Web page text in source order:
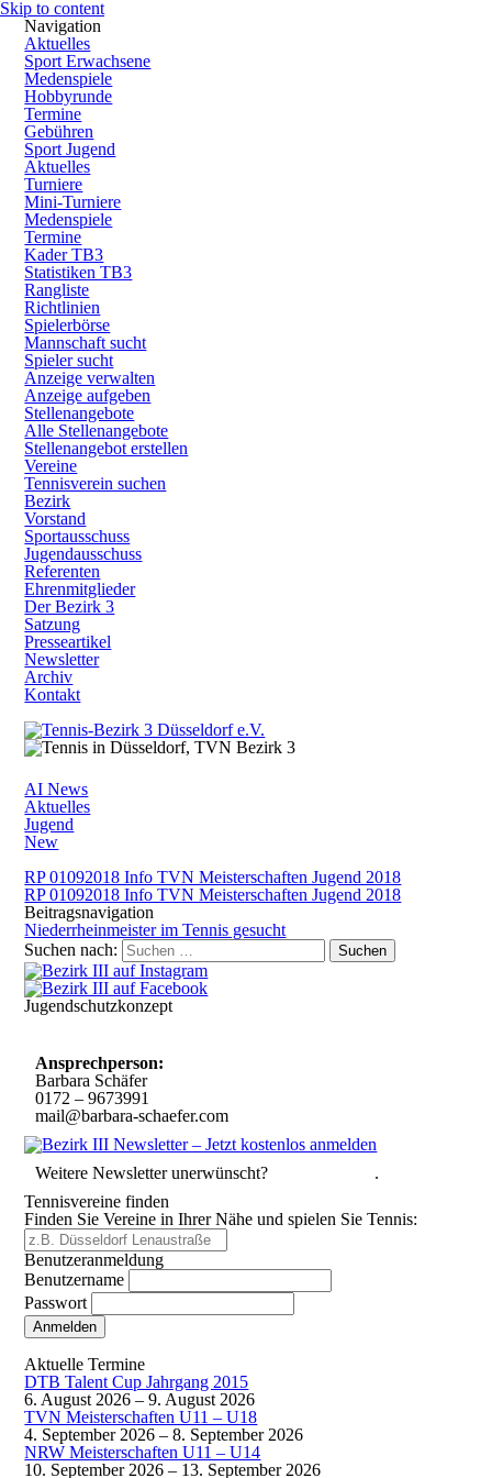
Skip to content
Navigation
Aktuelles
Sport Erwachsene
Medenspiele
Hobbyrunde
Termine
Gebühren
Sport Jugend
Aktuelles
Turniere
Mini-Turniere
Medenspiele
Termine
Kader TB3
Statistiken TB3
Rangliste
Richtlinien
Spielerbörse
Mannschaft sucht
Spieler sucht
Anzeige verwalten
Anzeige aufgeben
Stellenangebote
Alle Stellenangebote
Stellenangebot erstellen
Vereine
Tennisverein suchen
Bezirk
Vorstand
Sportausschuss
Jugendausschuss
Referenten
Ehrenmitglieder
Der Bezirk 3
Satzung
Presseartikel
Newsletter
Archiv
Kontakt
AI News
Aktuelles
Jugend
New
RP 01092018 Info TVN Meisterschaften Jugend 2018
RP 01092018 Info TVN Meisterschaften Jugend 2018
Beitragsnavigation
Niederrheinmeister im Tennis gesucht
Suchen nach:
Jugendschutzkonzept
Ansprechperson:
Barbara Schäfer
0172 – 9673991
mail@barbara-schaefer.com
Weitere Newsletter unerwünscht?
.
Tennisvereine finden
Finden Sie Vereine in Ihrer Nähe und spielen Sie Tennis:
Benutzeranmeldung
Benutzername
Passwort
Aktuelle Termine
DTB Talent Cup Jahrgang 2015
6. August 2026 –9. August 2026
TVN Meisterschaften U11 – U18
4. September 2026 –8. September 2026
NRW Meisterschaften U11 – U14
10. September 2026 – 13. September 2026